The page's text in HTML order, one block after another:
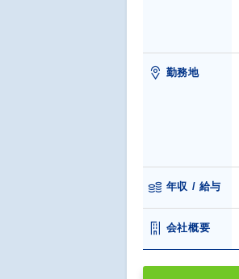
勤務地
年収 / 給与
会社概要